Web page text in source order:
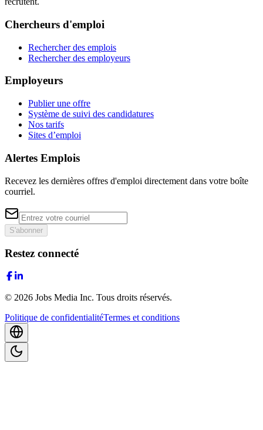
Chercheurs d'emploi
Rechercher des emplois
Rechercher des employeurs
Employeurs
Publier une offre
Système de suivi des candidatures
Nos tarifs
Sites d’emploi
Alertes Emplois
Recevez les dernières offres d'emploi directement dans votre boîte
courriel.
S'abonner
Restez connecté
© 2026 Jobs Media Inc. Tous droits réservés.
Politique de confidentialitéTermes et conditions